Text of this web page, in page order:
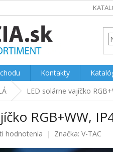
Kontakty
LED solárne vajíčko
RGB+WW,
hodnotenia Značka: V-TAC